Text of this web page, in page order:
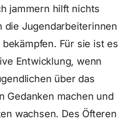
jammern hilft nichts
die Jugendarbeiterinnen
Für sie ist es
Entwicklung, wenn
über das
Gedanken machen und
wachsen. Des Öfteren